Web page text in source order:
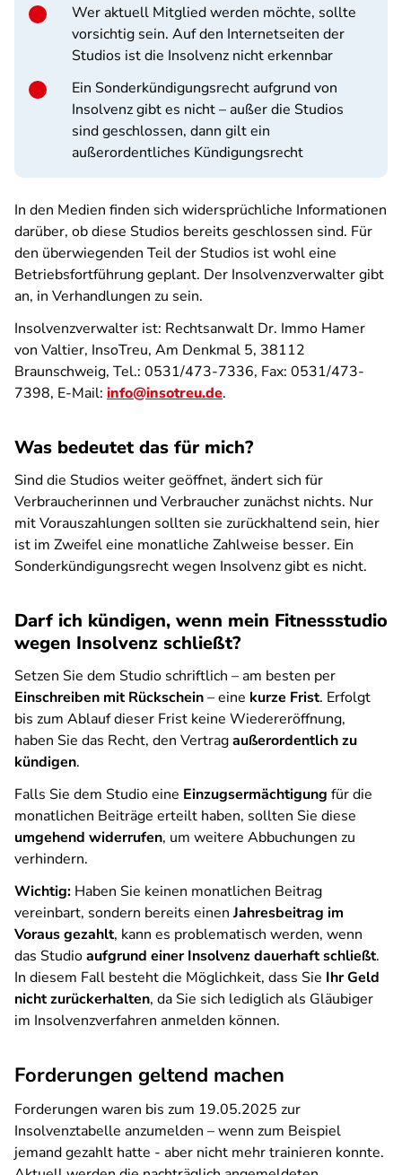
Wer aktuell Mitglied werden möchte, sollte
vorsichtig sein. Auf den Internetseiten der
Studios ist die Insolvenz nicht erkennbar
Ein Sonderkündigungsrecht aufgrund von
Insolvenz gibt es nicht – außer die Studios
sind geschlossen, dann gilt ein
außerordentliches Kündigungsrecht
In den Medien finden sich widersprüchliche Informationen
darüber, ob diese Studios bereits geschlossen sind. Für
den überwiegenden Teil der Studios ist wohl eine
Betriebsfortführung geplant. Der Insolvenzverwalter gibt
an, in Verhandlungen zu sein.
Insolvenzverwalter ist: Rechtsanwalt Dr. Immo Hamer
von Valtier, InsoTreu, Am Denkmal 5, 38112
Braunschweig, Tel.: 0531/473-7336, Fax: 0531/473-
7398, E-Mail: info@insotreu.de.
Was bedeutet das für mich?
Sind die Studios weiter geöffnet, ändert sich für
Verbraucherinnen und Verbraucher zunächst nichts. Nur
mit Vorauszahlungen sollten sie zurückhaltend sein, hier
ist im Zweifel eine monatliche Zahlweise besser. Ein
Sonderkündigungsrecht wegen Insolvenz gibt es nicht.
Darf ich kündigen, wenn mein Fitnessstudio
wegen Insolvenz schließt?
Setzen Sie dem Studio schriftlich – am besten per
Einschreiben mit Rückschein– eine kurze Frist. Erfolgt
bis zum Ablauf dieser Frist keine Wiedereröffnung,
haben Sie das Recht, den Vertragaußerordentlich zu
kündigen.
Falls Sie dem Studio eine Einzugsermächtigung für die
monatlichen Beiträge erteilt haben, sollten Sie diese
umgehend widerrufen, um weitere Abbuchungen zu
verhindern.
Wichtig: Haben Sie keinen monatlichen Beitrag
vereinbart, sondern bereits einen Jahresbeitrag im
Voraus gezahlt, kann es problematisch werden, wenn
das Studioaufgrund einer Insolvenz dauerhaft schließt.
In diesem Fall besteht die Möglichkeit, dass Sie Ihr Geld
nicht zurückerhalten, da Sie sich lediglich als Gläubiger
im Insolvenzverfahren anmelden können.
Forderungen geltend machen
Forderungen waren bis zum 19.05.2025 zur
Insolvenztabelle anzumelden – wenn zum Beispiel
jemand gezahlt hatte - aber nicht mehr trainieren konnte.